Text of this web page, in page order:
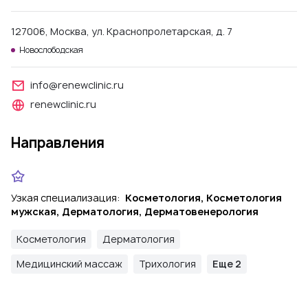
127006, Москва, ул. Краснопролетарская, д. 7
Новослободская
info@renewclinic.ru
renewclinic.ru
Направления
Узкая специализация: Косметология, Косметология
мужская, Дерматология, Дерматовенерология
Косметология
Дерматология
Медицинский массаж
Трихология Еще 2